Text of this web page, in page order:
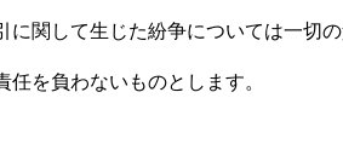
関して生じた紛争については一切
を負わないものとします。